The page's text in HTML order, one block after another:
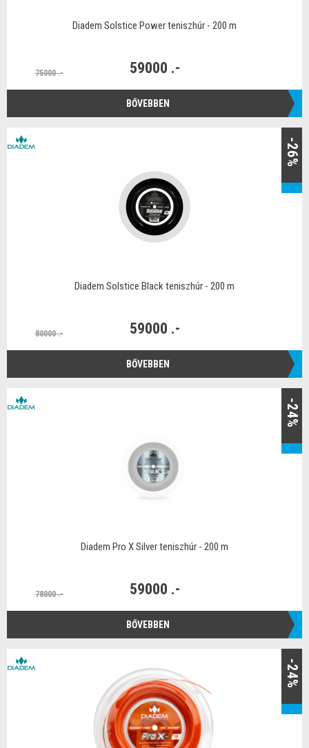
Diadem Solstice Power teniszhúr - 200 m
75000 .- 59000 .-
BŐVEBBEN
-26%
Diadem Solstice Black teniszhúr - 200 m
80000 .- 59000 .-
BŐVEBBEN
-24%
Diadem Pro X Silver teniszhúr - 200 m
78000 .- 59000 .-
BŐVEBBEN
-24%